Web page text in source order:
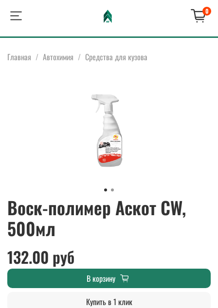
0
Главная Автохимия Средства для кузова
Воск-полимер Аскот CW,
500мл
132.00 руб
В корзину
Купить в 1 клик